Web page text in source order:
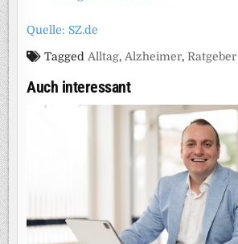
Quelle: SZ.de
Tagged Alltag, Alzheimer,Ratgeber
Auch interessant